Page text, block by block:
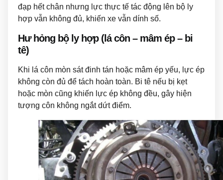
đạp hết chân nhưng lực thực tế tác động lên bộ ly
hợp vẫn không đủ, khiến xe vẫn dính số.
Hư hỏng bộ ly hợp (lá côn – mâm ép – bi
tê)
Khi lá côn mòn sát đinh tán hoặc mâm ép yếu, lực ép
không còn đủ để tách hoàn toàn. Bi tê nếu bị kẹt
hoặc mòn cũng khiến lực ép không đều, gây hiện
tượng côn không ngắt dứt điểm.